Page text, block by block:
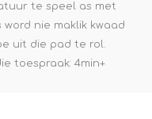
te speel as met
nie maklik kwaad
uit die pad te rol.
toespraak: 4min+